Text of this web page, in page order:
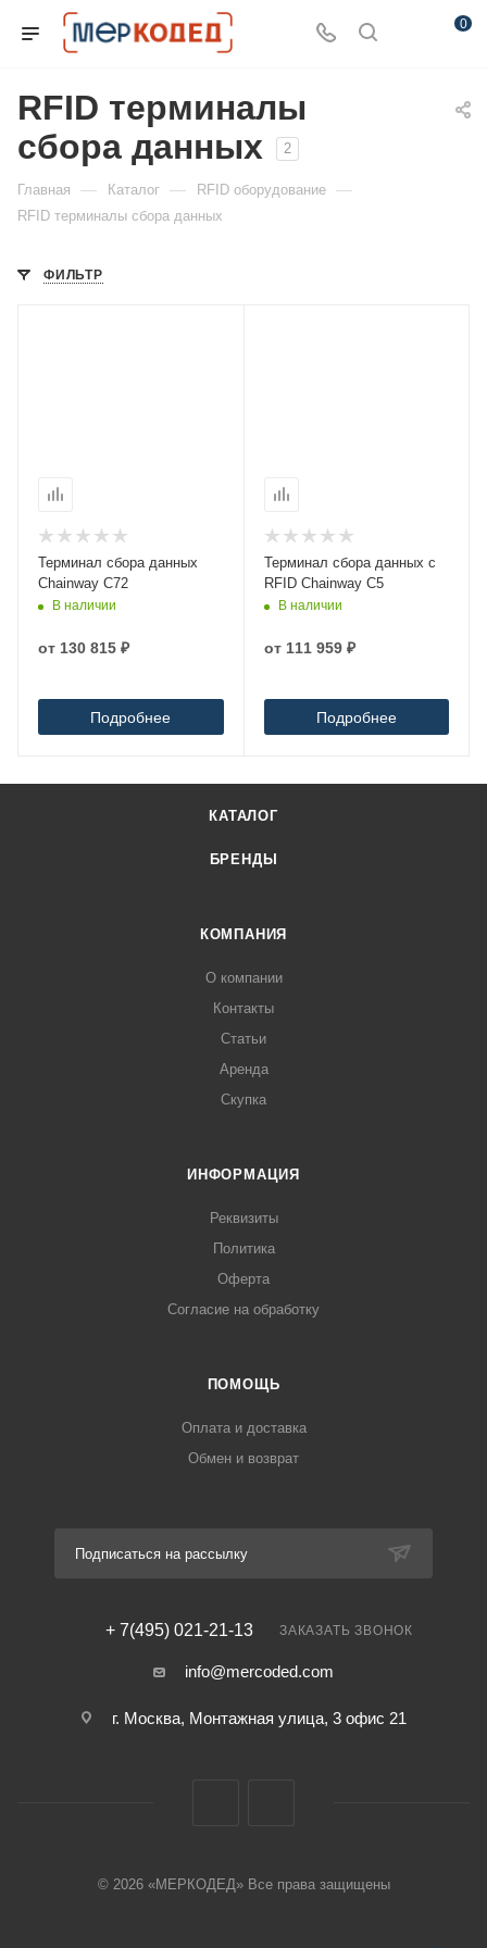
0
RFID терминалы
сбора данных
2
Главная — Каталог — RFID оборудование —
RFID терминалы сбора данных
ФИЛЬТР
Терминал сбора данных
Chainway C72
В наличии
от 130 815 ₽
Подробнее
Терминал сбора данных с
RFID Chainway C5
В наличии
от 111 959 ₽
Подробнее
КАТАЛОГ
БРЕНДЫ
КОМПАНИЯ
О компании
Контакты
Статьи
Аренда
Скупка
ИНФОРМАЦИЯ
Реквизиты
Политика
Оферта
Согласие на обработку
ПОМОЩЬ
Оплата и доставка
Обмен и возврат
Подписаться на рассылку
+ 7(495) 021-21-13 ЗАКАЗАТЬ ЗВОНОК
info@mercoded.com
г. Москва, Монтажная улица, 3 офис 21
© 2026 «МЕРКОДЕД» Все права защищены